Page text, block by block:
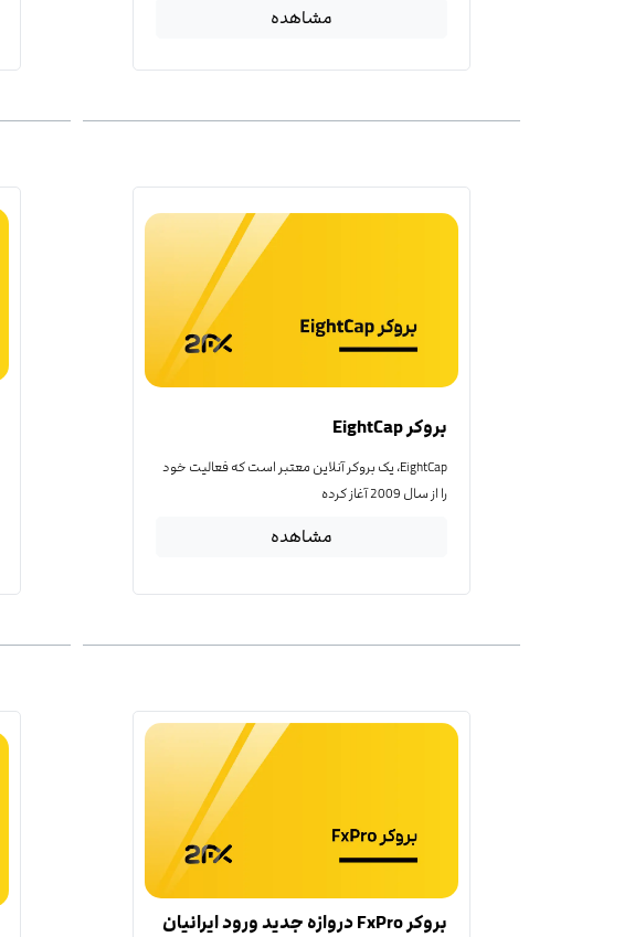
مشاهده
بروکر EightCap
EightCap، یک بروکر آنلاین معتبر است که فعالیت خود
را از سال 2009 آغاز کرده
مشاهده
بروکر FxPro دروازه جدید ورود ایرانیان